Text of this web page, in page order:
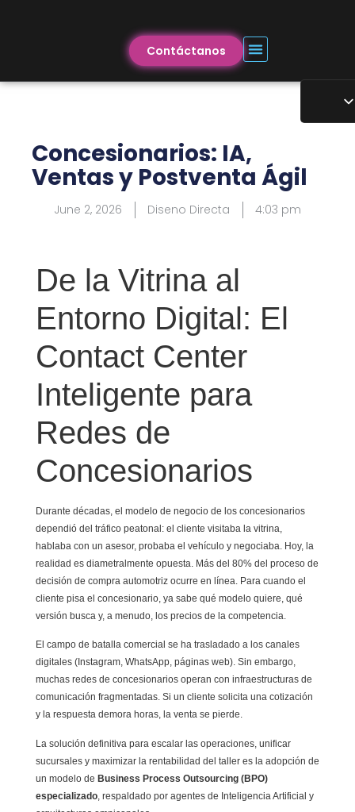
Contáctanos
Concesionarios: IA,
Ventas y Postventa Ágil
June 2, 2026 Diseno Directa 4:03 pm
De la Vitrina al
Entorno Digital: El
Contact Center
Inteligente para
Redes de
Concesionarios
Durante décadas, el modelo de negocio de los concesionarios
dependió del tráfico peatonal: el cliente visitaba la vitrina,
hablaba con un asesor, probaba el vehículo y negociaba. Hoy, la
realidad es diametralmente opuesta. Más del 80% del proceso de
decisión de compra automotriz ocurre en línea. Para cuando el
cliente pisa el concesionario, ya sabe qué modelo quiere, qué
versión busca y, a menudo, los precios de la competencia.
El campo de batalla comercial se ha trasladado a los canales
digitales (Instagram, WhatsApp, páginas web). Sin embargo,
muchas redes de concesionarios operan con infraestructuras de
comunicación fragmentadas. Si un cliente solicita una cotización
y la respuesta demora horas, la venta se pierde.
La solución definitiva para escalar las operaciones, unificar
sucursales y maximizar la rentabilidad del taller es la adopción de
un modelo de Business Process Outsourcing (BPO)
especializado, respaldado por agentes de Inteligencia Artificial y